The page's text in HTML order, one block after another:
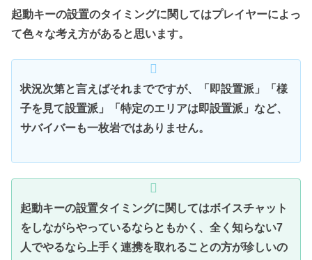
起動キーの設置のタイミングに関してはプレイヤーによっ
て色々な考え方があると思います。
状況次第と言えばそれまでですが、「即設置派」「様
子を見て設置派」「特定のエリアは即設置派」など、
サバイバーも一枚岩ではありません。
起動キーの設置タイミングに関してはボイスチャット
をしながらやっているならともかく、全く知らない7
人でやるなら上手く連携を取れることの方が珍しいの